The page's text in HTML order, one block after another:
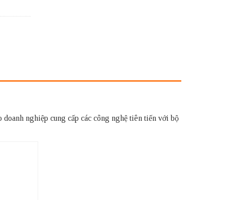
doanh nghiệp cung cấp các công nghệ tiên tiến với bộ